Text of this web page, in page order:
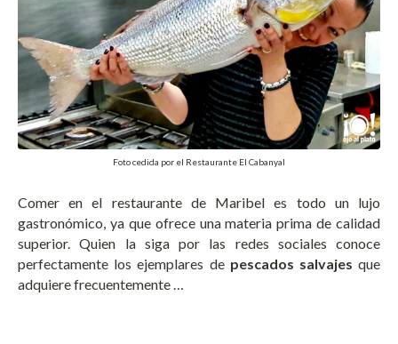
Foto cedida por el Restaurante El Cabanyal
Comer en el restaurante de Maribel es todo un lujo
gastronómico, ya que ofrece una materia prima de calidad
superior. Quien la siga por las redes sociales conoce
perfectamente los ejemplares de pescados salvajes que
adquiere frecuentemente …